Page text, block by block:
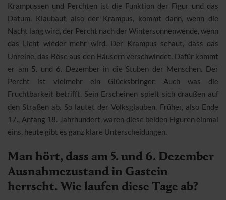
Krampussen und Perchten ist die Funktion der Figur und das
Datum. Klaubauf, also der Krampus, kommt dann, wenn die
Nacht lang wird, der Percht nach der Wintersonnenwende, wenn
das Licht wieder mehr wird. Der Krampus schaut, dass das
Unreine, das Böse aus den Häusern verschwindet. Dafür kommt
er am 5. und 6. Dezember in die Stuben der Menschen. Der
Percht ist vielmehr ein Glücksbringer. Auch was die
Fruchtbarkeit betrifft. Sein Erscheinen spielt sich draußen auf
den Straßen ab. So lautet der Volksglauben. Früher, also Ende
17., Anfang 18. Jahrhundert, waren diese beiden Figuren einmal
eins, heute gibt es ganz klare Unterscheidungen.
Man hört, dass am 5. und 6. Dezember
Ausnahmezustand in Gastein
herrscht. Wie laufen diese Tage ab?